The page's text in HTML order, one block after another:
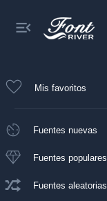
Mis favoritos
Fuentes nuevas
Fuentes populares
Fuentes aleatorias